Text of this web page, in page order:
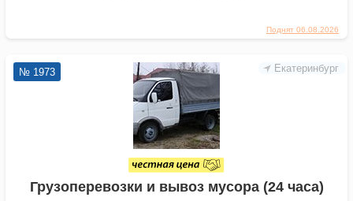
Поднят 06.08.2026
Екатеринбург
№ 1973
Грузоперевозки и вывоз мусора (24 часа)